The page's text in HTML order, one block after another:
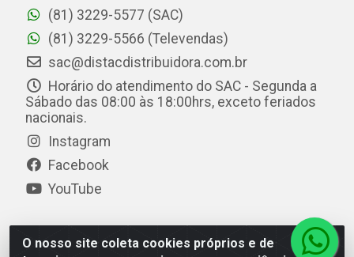
O nosso site coleta cookies próprios e de
(81) 3229-5577 (SAC)
(81) 3229-5566 (Televendas)
sac@distacdistribuidora.com.br
Horário do atendimento do SAC - Segunda a
Sábado das 08:00 às 18:00hrs, exceto feriados
nacionais.
Instagram
Facebook
YouTube
Distac Distribuidora - Av. Durval de Góes Monteiro, 7049